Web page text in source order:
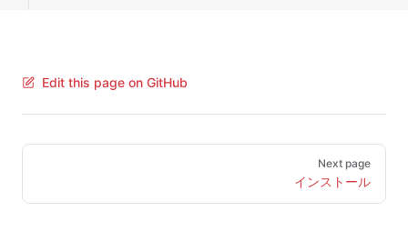
Edit this page on GitHub
Pager
Next page
インストール